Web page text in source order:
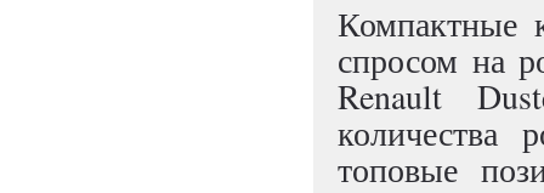
Компактные
спросом на
Renault
количества
топовые